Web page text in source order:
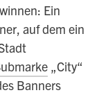
Ein
auf dem ein
„City“
Banners